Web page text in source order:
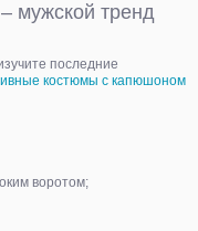
мужской тренд
последние
костюмы с капюшоном
воротом;